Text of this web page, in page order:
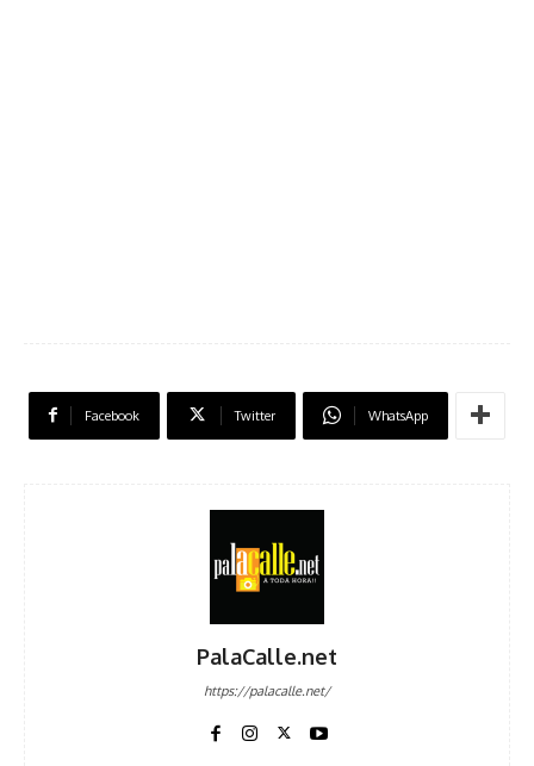
Facebook Twitter WhatsApp
PalaCalle.net
https://palacalle.net/